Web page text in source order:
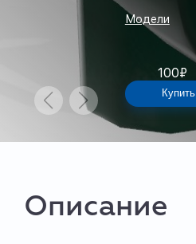
Модели
100₽
Купить
Описание